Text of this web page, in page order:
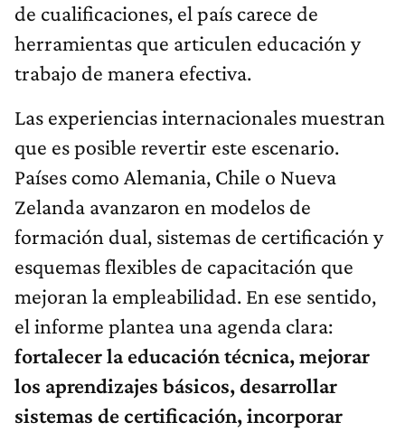
de cualificaciones, el país carece de
herramientas que articulen educación y
trabajo de manera efectiva.
Las experiencias internacionales muestran
que es posible revertir este escenario.
Países como Alemania, Chile o Nueva
Zelanda avanzaron en modelos de
formación dual, sistemas de certificación y
esquemas flexibles de capacitación que
mejoran la empleabilidad. En ese sentido,
el informe plantea una agenda clara:
fortalecer la educación técnica, mejorar
los aprendizajes básicos, desarrollar
sistemas de certificación, incorporar